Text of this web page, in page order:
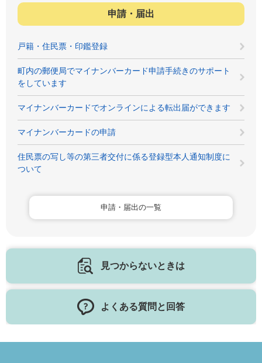
申請・届出
戸籍・住民票・印鑑登録
町内の郵便局でマイナンバーカード申請手続きのサポート
をしています
マイナンバーカードでオンラインによる転出届ができます
マイナンバーカードの申請
住民票の写し等の第三者交付に係る登録型本人通知制度に
ついて
申請・届出の一覧
見つからないときは
よくある質問と回答